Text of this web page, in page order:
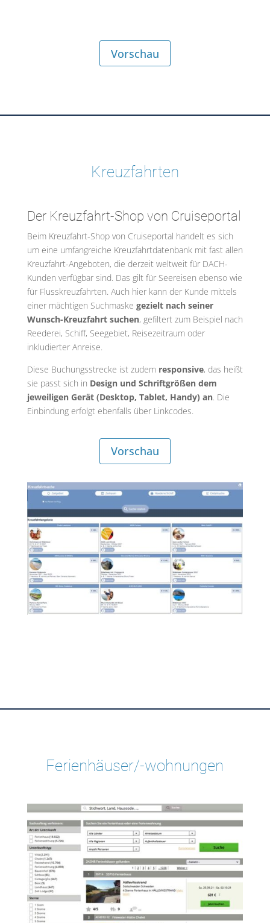
Vorschau
Kreuzfahrten
Der Kreuzfahrt-Shop von Cruiseportal
Beim Kreuzfahrt-Shop von Cruiseportal handelt es sich
um eine umfangreiche Kreuzfahrtdatenbank mit fast allen
Kreuzfahrt-Angeboten, die derzeit weltweit für DACH-
Kunden verfügbar sind. Das gilt für Seereisen ebenso wie
für Flusskreuzfahrten. Auch hier kann der Kunde mittels
einer mächtigen Suchmaske gezielt nach seiner
Wunsch-Kreuzfahrt suchen, gefiltert zum Beispiel nach
Reederei, Schiff, Seegebiet, Reisezeitraum oder
inkludierter Anreise.
Diese Buchungsstrecke ist zudem responsive, das heißt
sie passt sich in Design und Schriftgrößen dem
jeweiligen Gerät (Desktop, Tablet, Handy) an. Die
Einbindung erfolgt ebenfalls über Linkcodes.
Vorschau
Ferienhäuser/-wohnungen